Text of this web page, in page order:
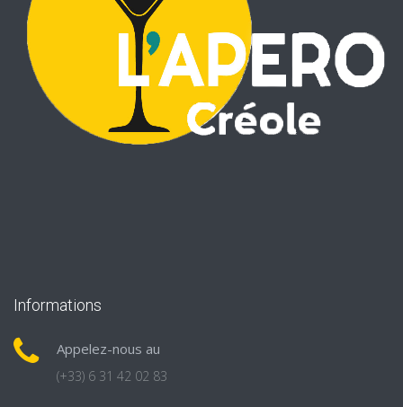
Informations
Appelez-nous au
(+33) 6 31 42 02 83